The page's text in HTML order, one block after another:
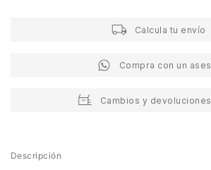
Calcula tu envío
Compra con un
Cambios y
Descripción